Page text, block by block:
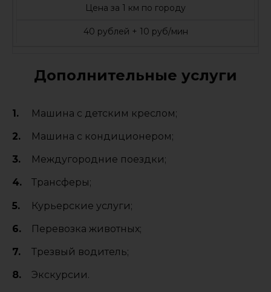
Цена за 1 км по городу
40 рублей + 10 руб/мин
Дополнительные услуги
Машина с детским креслом;
Машина с кондиционером;
Междугородние поездки;
Трансферы;
Курьерские услуги;
Перевозка животных;
Трезвый водитель;
Экскурсии.